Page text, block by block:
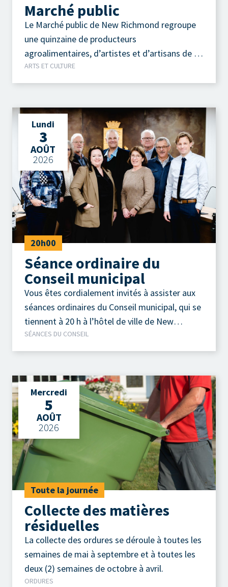
Marché public
Le Marché public de New Richmond regroupe
une quinzaine de producteurs
agroalimentaires, d’artistes et d’artisans de la
région.
ARTS ET CULTURE
Lundi
3
AOÛT
2026
20h00
Séance ordinaire du
Conseil municipal
Vous êtes cordialement invités à assister aux
séances ordinaires du Conseil municipal, qui se
tiennent à 20 h à l’hôtel de ville de New
Richmond.
SÉANCES DU CONSEIL
Mercredi
5
AOÛT
2026
Toute la journée
Collecte des matières
résiduelles
La collecte des ordures se déroule à toutes les
semaines de mai à septembre et à toutes les
deux (2) semaines de octobre à avril.
ORDURES